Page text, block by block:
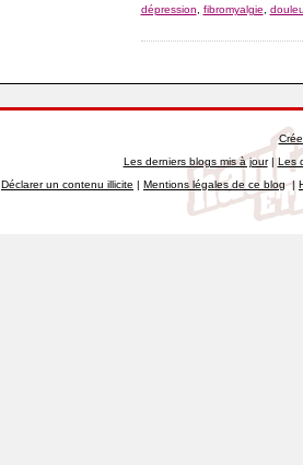
dépression, fibromyalgie,
Les derniers blogs mis à jour|Les
Déclarer un contenu illicite | Mentions légales de ce blog|